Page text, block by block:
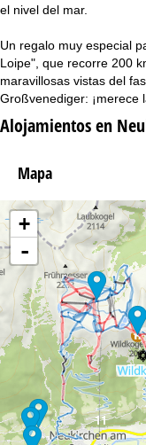
n
c
i
p
el nivel del mar.
Un regalo muy especial
Loipe", que recorre 200
maravillosas vistas del
Großvenediger: ¡merece
Alojamientos en
Mapa
11
+
-